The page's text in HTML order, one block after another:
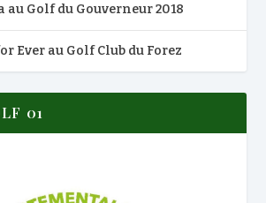
au Golf du Gouverneur 2018
Ever au Golf Club du Forez
01